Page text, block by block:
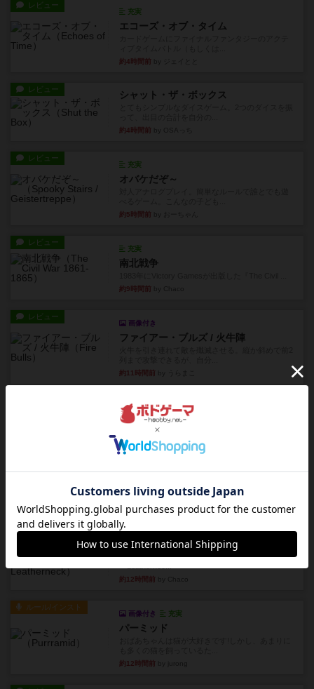
レビュー
充実
エコーズ・オブ・タイム
約4時間前
レビュー シャット・ザ・ボックス
約4時間前
レビュー
充実
オバケだぞ～
約5時間前
レビュー
充実
南北戦争
約9時間前
レビュー
画像付き
ファイアー・ブルズ / 火牛陣
約11時間前
フリップ７
カードをめくるかパスをするかを決めてパスした
時のカード数字が得点になる...
約11時間前by mob567
コンセプト
親のプレイヤーがお題を決めて限られたヒントの
中から他のプレイヤーに当て...
約11時間前by mob567
海兵隊
1988年にVictory Gamesが出版した
約12時間前
ルール/インスト
画像付き 充実
パーミッド
約12時間前